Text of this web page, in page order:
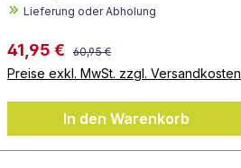
Lieferung oder Abholung
41,95 € 60,95 €
Preise exkl. MwSt. zzgl. Versandkosten
In den Warenkorb